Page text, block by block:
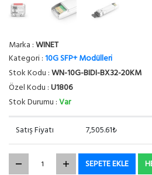
Marka :WINET
Kategori :10G SFP+ Modülleri
Stok Kodu :WN-10G-BIDI-BX32-20KM
Özel Kodu :U1806
Stok Durumu :Var
Satış Fiyatı 7,505.61₺
SEPETE EKLE